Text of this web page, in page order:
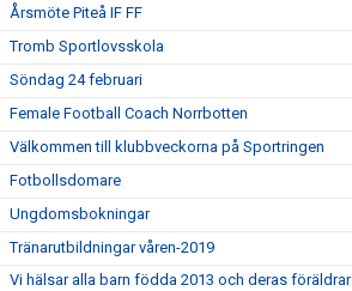
Årsmöte Piteå IF FF
Tromb Sportlovsskola
Söndag 24 februari
Female Football Coach Norrbotten
Välkommen till klubbveckorna på Sportringen
Fotbollsdomare
Ungdomsbokningar
Tränarutbildningar våren-2019
Vi hälsar alla barn födda 2013 och deras föräldrar